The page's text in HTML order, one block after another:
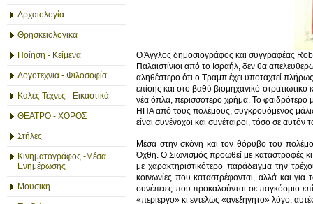
Αρχαιολογία
Θρησκειολογικά
Ποίηση - Κείμενα
Λογοτεχνια - Φιλοσοφία
Καλές Τέχνες - Εικαστικά
ΘΕΑΤΡΟ - ΧΟΡΟΣ
Στήλες
Κινηματογράφος -Μέσα
Ενημέρωσης
Μουσικη
Ο Άγγλος δημοσιογράφος και συγγραφέας
Παλαιστίνιοι από το Ισραήλ, δεν θα
αληθέστερο ότι ο Τραμπ έχει υποταχτεί
επίσης και στο βαθύ βιομηχανικό-
νέα όπλα, περισσότερο χρήμα. Το φαιδρότερο
ΗΠΑ από τους πολέμους, συγκρουόμενος
είναι συνένοχοι και συνέταιροι, τόσο σε
Μέσα στην σκόνη και τον θόρυβο του
Όχθη. Ο Σιωνισμός προωθεί με καταστροφές κι
με χαρακτηριστικότερο παράδειγμα την
κοινωνίες που καταστρέφονται, αλλά και
συνέπειες που προκαλούνται σε παγκόσμιο
«περίεργο» κι εντελώς «ανεξήγητο» λόγο,